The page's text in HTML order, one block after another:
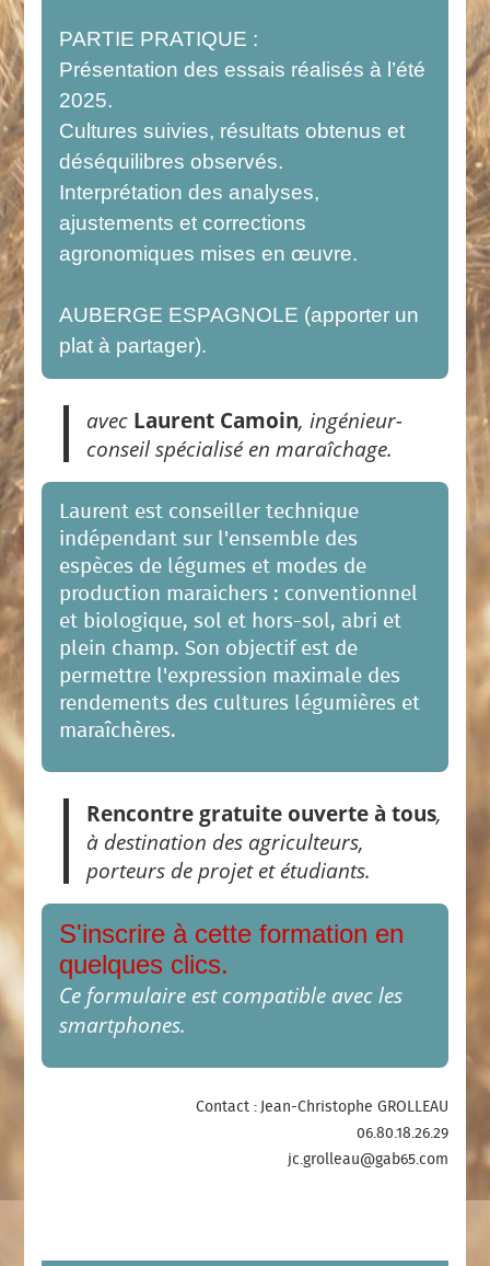
PARTIE PRATIQUE :
Présentation des essais réalisés à l’été
2025.
Cultures suivies, résultats obtenus et
déséquilibres observés.
Interprétation des analyses,
ajustements et corrections
agronomiques mises en œuvre.
AUBERGE ESPAGNOLE (apporter un
plat à partager).
avec Laurent Camoin, ingénieur-
conseil spécialisé en maraîchage.
Laurent est conseiller technique
indépendant sur l'ensemble des
espèces de légumes et modes de
production maraichers : conventionnel
et biologique, sol et hors-sol, abri et
plein champ. Son objectif est de
permettre l'expression maximale des
rendements des cultures légumières et
maraîchères.
Rencontre gratuite ouverte à tous,
à destination des agriculteurs,
porteurs de projet et étudiants.
S'inscrire à cette formation en
quelques clics.
Ce formulaire est compatible avec les
smartphones.
Contact : Jean-Christophe GROLLEAU
06.80.18.26.29
jc.grolleau@gab65.com